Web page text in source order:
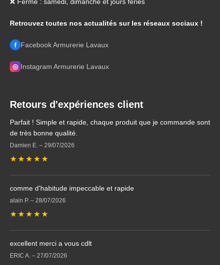
Retrouvez toutes nos actualités sur les réseaux sociaux !
f Facebook Armurerie Lavaux
◎ Instagram Armurerie Lavaux
Retours d'expériences client
Parfait ! Simple et rapide, chaque produit que je commande sont
de très bonne qualité.
Damien E. – 29/07/2026
★ ★ ★ ★ ★
comme d'habitude impeccable et rapide
alain P. – 28/07/2026
★ ★ ★ ★ ★
excellent merci a vous cdlt
ERIC A. – 27/07/2026